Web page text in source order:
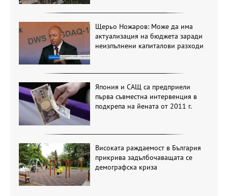
Щерьо Ножаров: Може да има
актуализация на бюджета заради
неизпълнени капиталови разходи
Япония и САЩ са предприели
първа съвместна интервенция в
подкрепа на йената от 2011 г.
Високата раждаемост в България
прикрива задълбочаващата се
демографска криза